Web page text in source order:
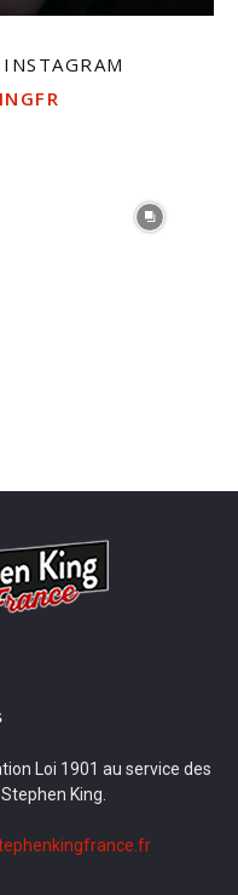
Loi 1901 au service des
King.